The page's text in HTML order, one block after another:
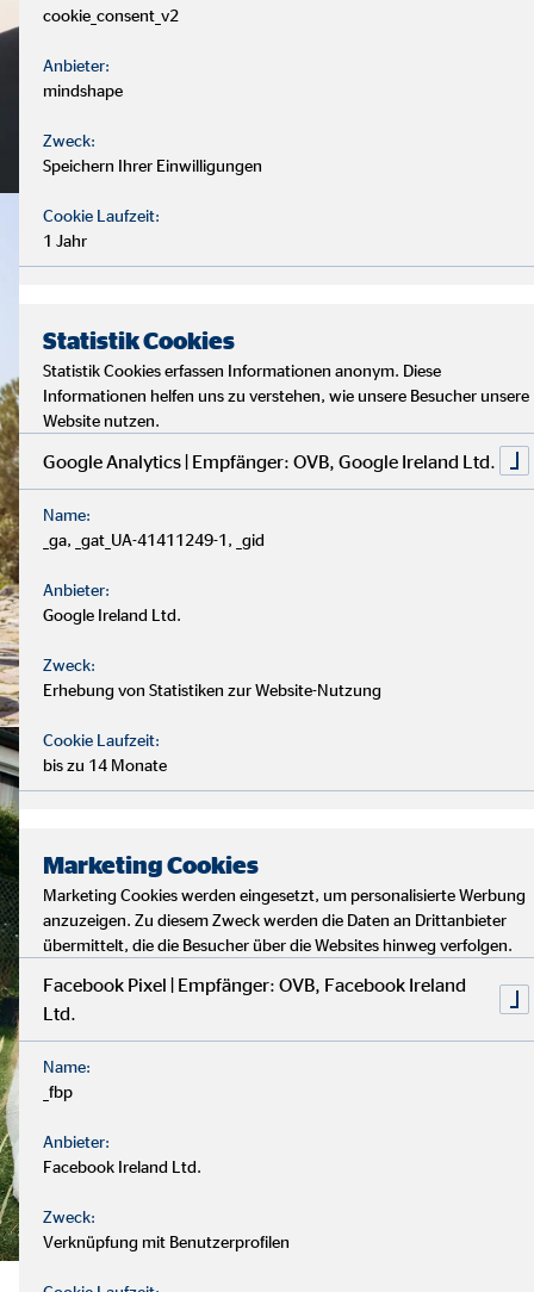
cookie_consent_v2
Anbieter:
mindshape
Zweck:
Speichern Ihrer Einwilligungen
Cookie Laufzeit:
1 Jahr
Statistik Cookies
Statistik Cookies erfassen Informationen anonym. Diese
Informationen helfen uns zu verstehen, wie unsere Besucher unsere
Website nutzen.
Google Analytics | Empfänger: OVB, Google Ireland Ltd.
Name:
_ga, _gat_UA-41411249-1, _gid
Anbieter:
Google Ireland Ltd.
Zweck:
Erhebung von Statistiken zur Website-Nutzung
Cookie Laufzeit:
bis zu 14 Monate
Marketing Cookies
Marketing Cookies werden eingesetzt, um personalisierte Werbung
anzuzeigen. Zu diesem Zweck werden die Daten an Drittanbieter
übermittelt, die die Besucher über die Websites hinweg verfolgen.
Facebook Pixel | Empfänger: OVB, Facebook Ireland
Ltd.
Name:
_fbp
Anbieter:
Facebook Ireland Ltd.
Zweck:
Verknüpfung mit Benutzerprofilen